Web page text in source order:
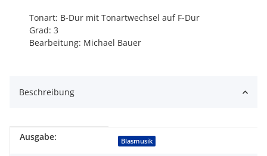
Tonart: B-Dur mit Tonartwechsel auf F-Dur
Grad: 3
Bearbeitung: Michael Bauer
Beschreibung
Produkteigenschaft
Wert
Ausgabe: Blasmusik